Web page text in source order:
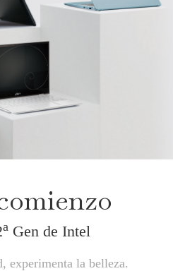
a Gen de Intel
experimenta la belleza.